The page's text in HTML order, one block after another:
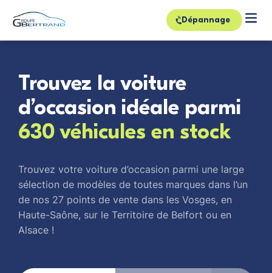
Dépannage
Trouvez la voiture
d’occasion idéale parmi
630 véhicules en stock
Trouvez votre voiture d’occasion parmi une large
sélection de modèles de toutes marques dans l’un
de nos 27 points de vente dans les Vosges, en
Haute-Saône, sur le Territoire de Belfort ou en
Alsace !